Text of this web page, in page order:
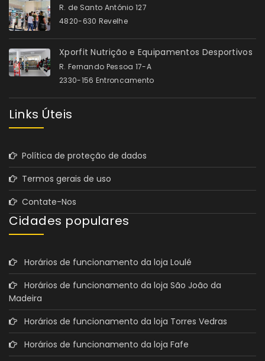
R. de Santo António 127
4820-630 Revelhe
Xporfit Nutrição e Equipamentos Desportivos
R. Fernando Pessoa 17-A
2330-156 Entroncamento
Links Úteis
Política de proteção de dados
Termos gerais de uso
Contate-Nos
Cidades populares
Horários de funcionamento da loja Loulé
Horários de funcionamento da loja São João da
Madeira
Horários de funcionamento da loja Torres Vedras
Horários de funcionamento da loja Fafe